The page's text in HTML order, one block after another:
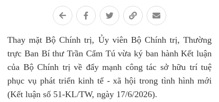
Thay mặt Bộ Chính trị, Ủy viên Bộ Chính trị, Thường
trực Ban Bí thư Trần Cẩm Tú vừa ký ban hành Kết luận
của Bộ Chính trị về đẩy mạnh công tác sở hữu trí tuệ
phục vụ phát triển kinh tế - xã hội trong tình hình mới
(Kết luận số 51-KL/TW, ngày 17/6/2026).